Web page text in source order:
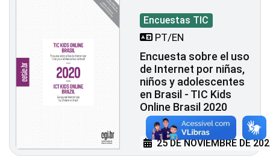
Encuestas TIC
PT/EN
Encuesta sobre el uso
de Internet por niñas,
niños y adolescentes
en Brasil - TIC Kids
Online Brasil 2020
25 DE NOVIEMBRE DE